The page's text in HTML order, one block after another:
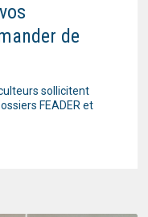
de
sollicitent
FEADER et